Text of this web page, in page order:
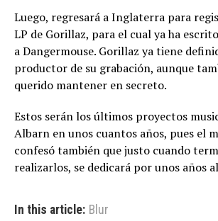
Luego, regresará a Inglaterra para
LP de Gorillaz, para el cual ya ha
a Dangermouse. Gorillaz ya tiene
productor de su grabación, aunque
querido mantener en secreto.
Estos serán los últimos proyectos
Albarn en unos cuantos años, pues el
confesó también que justo cuando
realizarlos, se dedicará por unos años
In this article: Blur